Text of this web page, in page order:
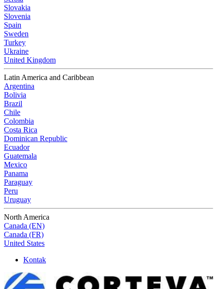
Slovakia
Slovenia
Spain
Sweden
Turkey
Ukraine
United Kingdom
Latin America and Caribbean
Argentina
Bolivia
Brazil
Chile
Colombia
Costa Rica
Dominican Republic
Ecuador
Guatemala
Mexico
Panama
Paraguay
Peru
Uruguay
North America
Canada (EN)
Canada (FR)
United States
Kontak